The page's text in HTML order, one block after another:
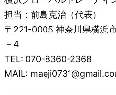
担当：前島克治（代表）
〒221-0005 神奈川県横浜
－4
TEL: 070-8360-2368
MAIL: